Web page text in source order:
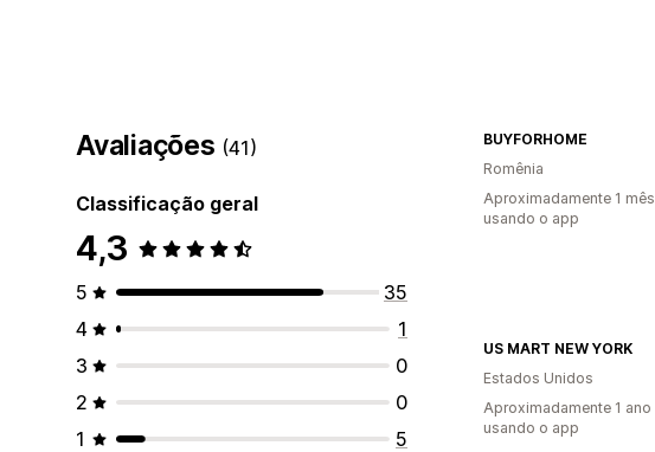
Avaliações (41)
Classificação geral
4,3
5
35
4
1
3
0
2
0
1
5
BUYFORHOME
Romênia
Aproximadamente 1 mês
usando o app
US MART NEW YORK
Estados Unidos
Aproximadamente 1 ano
usando o app